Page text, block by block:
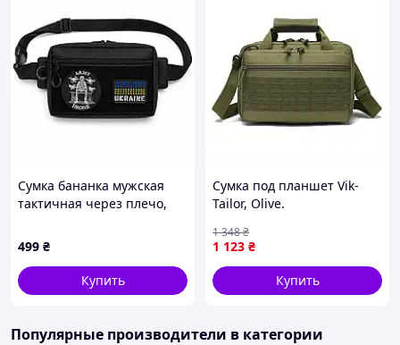
Сумка бананка мужская
тактичная через плечо,
и шевронов Cordura
499 ₴
Купить
Сумка под планшет Vik-
Tailor, Olive.
EDC-снаряжения.
1 123 ₴
1 348₴
Купить
Популярные производители в категории